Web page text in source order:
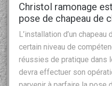
Christol ramonage
pose de chapeau de
L’installation d’un
certain niveau de
réussies de pratique dans
devra effectuer son